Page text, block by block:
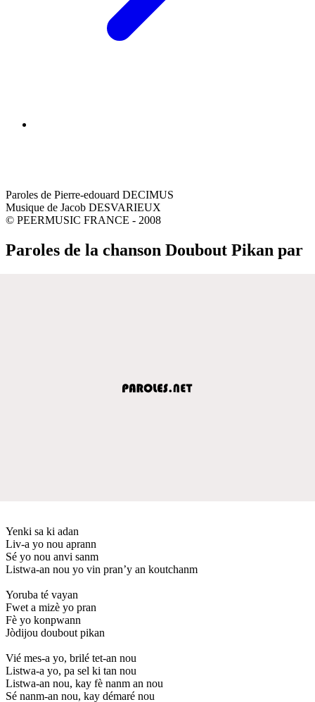
Paroles de Pierre-edouard DECIMUS
Musique de Jacob DESVARIEUX
© PEERMUSIC FRANCE - 2008
Paroles de la chanson Doubout Pikan par
Yenki sa ki adan
Liv-a yo nou aprann
Sé yo nou anvi sanm
Listwa-an nou yo vin pran’y an koutchanm
Yoruba té vayan
Fwet a mizè yo pran
Fè yo konpwann
Jòdijou doubout pikan
Vié mes-a yo, brilé tet-an nou
Listwa-a yo, pa sel ki tan nou
Listwa-an nou, kay fè nanm an nou
Sé nanm-an nou, kay démaré nou